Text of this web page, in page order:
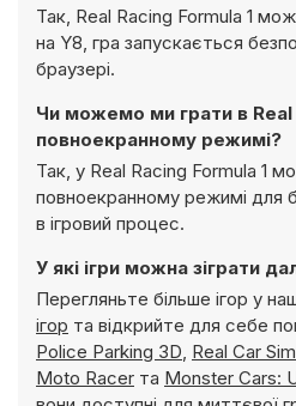
Так, Real Racing Formula 1
на Y8, гра запускається
браузері.
Чи можемо ми грати в Real
повноекранному режимі?
Так, у Real Racing Formula 1
повноекранному режимі для
в ігровий процес.
У які ігри можна зіграти
Перегляньте більше ігор у
ігор та відкрийте для себе
Police Parking 3D, Real Car
Moto Racer та Monster Cars: